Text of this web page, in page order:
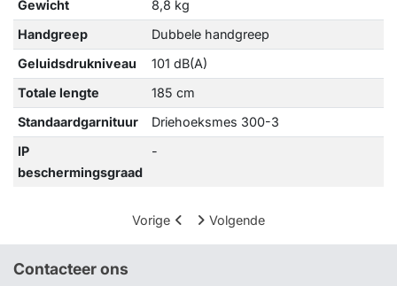
Gewicht
8,8 kg
Handgreep
Dubbele handgreep
Geluidsdrukniveau
101 dB(A)
Totale lengte
185 cm
Standaardgarnituur
Driehoeksmes 300-3
IP
beschermingsgraad
-
Vorige Volgende
Contacteer ons